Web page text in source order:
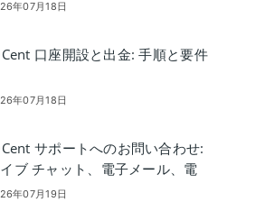
年07月18日
口座開設と出金: 手順と要件
年07月18日
サポートへのお問い合わせ:
ブ チャット、電子メール、電
ヘルプ オプション
年07月19日